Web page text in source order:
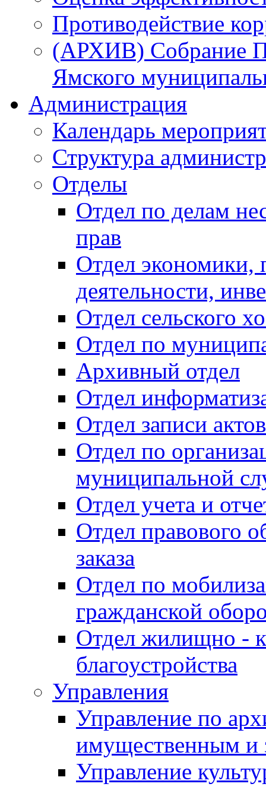
Противодействие
(АРХИВ) Собрание
Ямского
Администрация
Календарь
Структура
Отделы
Отдел по делам
прав
Отдел экономики,
деятельности,
Отдел сельского
Отдел по
Архивный отдел
Отдел
Отдел записи
Отдел по
муниципальной
Отдел учета и
Отдел правового
заказа
Отдел по
гражданской
Отдел жилищно -
благоустройства
Управления
Управление по
имущественным и
Управление